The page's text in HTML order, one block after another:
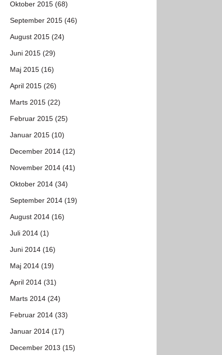
Oktober 2015 (68)
September 2015 (46)
August 2015 (24)
Juni 2015 (29)
Maj 2015 (16)
April 2015 (26)
Marts 2015 (22)
Februar 2015 (25)
Januar 2015 (10)
December 2014 (12)
November 2014 (41)
Oktober 2014 (34)
September 2014 (19)
August 2014 (16)
Juli 2014 (1)
Juni 2014 (16)
Maj 2014 (19)
April 2014 (31)
Marts 2014 (24)
Februar 2014 (33)
Januar 2014 (17)
December 2013 (15)